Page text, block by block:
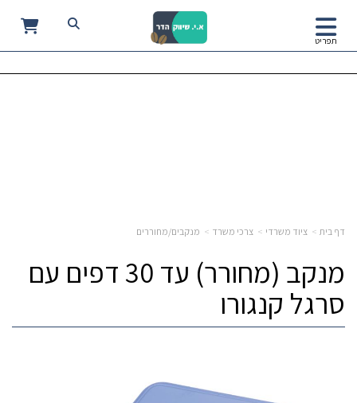
תפריט
דף בית ציוד משרדי צרכי משרד מנקבים/מחוררים
מנקב (מחורר) עד 30 דפים עם
סרגל קנגורו